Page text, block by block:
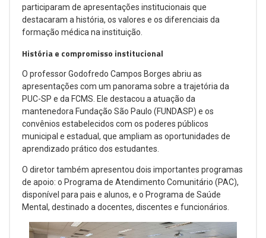
participaram de apresentações institucionais que
destacaram a história, os valores e os diferenciais da
formação médica na instituição.
História e compromisso institucional
O professor Godofredo Campos Borges abriu as
apresentações com um panorama sobre a trajetória da
PUC-SP e da FCMS. Ele destacou a atuação da
mantenedora Fundação São Paulo (FUNDASP) e os
convênios estabelecidos com os poderes públicos
municipal e estadual, que ampliam as oportunidades de
aprendizado prático dos estudantes.
O diretor também apresentou dois importantes programas
de apoio: o Programa de Atendimento Comunitário (PAC),
disponível para pais e alunos, e o Programa de Saúde
Mental, destinado a docentes, discentes e funcionários.